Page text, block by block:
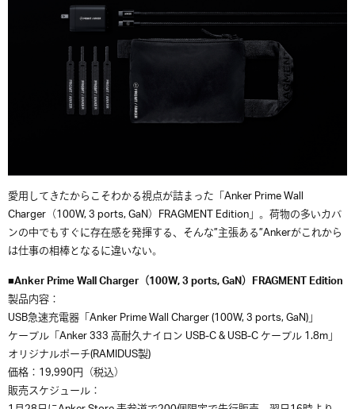
愛用してきたからこそわかる視点が詰まった「Anker Prime Wall
Charger（100W, 3 ports, GaN）FRAGMENT Edition」。荷物の多いカバ
ンの中でもすぐに存在感を発揮する、そんな”主張ある”Ankerがこれから
は仕事の相棒となるに違いない。
■Anker Prime Wall Charger（100W, 3 ports, GaN）FRAGMENT Edition
製品内容：
USB急速充電器「Anker Prime Wall Charger (100W, 3 ports, GaN)」
ケーブル「Anker 333 高耐久ナイロン USB-C & USB-C ケーブル 1.8m」
オリジナルポーチ(RAMIDUS製)
価格：19,990円（税込）
販売スケジュール：